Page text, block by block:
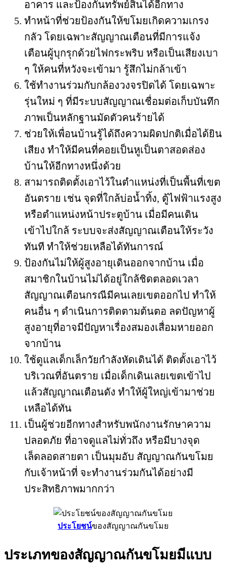
อาคาร และป้องกันทรัพย์สินได้อีกทาง
ทำหน้าที่ช่วยป้องกันให้ขโมยเกิดความเกรง
กลัว โดยเฉพาะสัญญาณเตือนที่มีการแจ้ง
เตือนผู้บุกรุกด้วยไฟกระพริบ หรือเป็นเสียงเบา
ๆ ให้คนที่หวังจะเข้ามา รู้สึกไม่กล้าเข้า
ใช้ทำงานร่วมกับกล้องวงจรปิดได้ โดยเฉพาะ
รุ่นใหม่ ๆ ที่มีระบบสัญญาณเชื่อมต่อเก็บบันทึก
ภาพเป็นหลักฐานมัดตัวคนร้ายได้
ช่วยให้เพื่อนบ้านรู้ได้ถึงความผิดปกติเมื่อได้ยิน
เสียง ทำให้มีคนที่คอยเป็นหูเป็นตาสอดส่อง
บ้านให้อีกทางหนึ่งด้วย
สามารถติดตั้งเอาไว้ในตำแหน่งที่เป็นพื้นที่เขต
อันตราย เช่น จุดที่ใกล้บ่อน้ำทิ้ง, ตู้ไฟฟ้าแรงสูง
หรือตำแหน่งหน้าประตูบ้าน เมื่อมีคนเดิน
เข้าไปใกล้ ระบบจะส่งสัญญาณเตือนให้ระวัง
ทันที ทำให้ช่วยเหลือได้ทันการณ์
ป้องกันไม่ให้ผู้สูงอายุเดินออกจากบ้าน เมื่อ
สมาชิกในบ้านไม่ได้อยู่ใกล้ชิดตลอดเวลา
สัญญาณเตือนกรณีมีคนเลยเขตออกไป ทำให้
คนอื่น ๆ ดำเนินการติดตามต้นตอ ลดปัญหาผู้
สูงอายุที่อาจมีปัญหาเรื่องสมองเสื่อมหายออก
จากบ้าน
ใช้ดูแลเด็กเล็กวัยกำลังหัดเดินได้ ติดตั้งเอาไว้
บริเวณที่อันตราย เมื่อเด็กเดินเลยเขตเข้าไป
แล้วสัญญาณเตือนดัง ทำให้ผู้ใหญ่เข้ามาช่วย
เหลือได้ทัน
เป็นผู้ช่วยอีกทางสำหรับพนักงานรักษาความ
ปลอดภัย ที่อาจดูแลไม่ทั่วถึง หรือมีบางจุด
เล็ดลอดสายตา เป็นมุมอับ สัญญาณกันขโมย
กับเจ้าหน้าที่ จะทำงานร่วมกันได้อย่างมี
ประสิทธิภาพมากกว่า
ประโยชน์ของสัญญาณกันขโมย
ประเภทของสัญญาณกันขโมยมีแบบ